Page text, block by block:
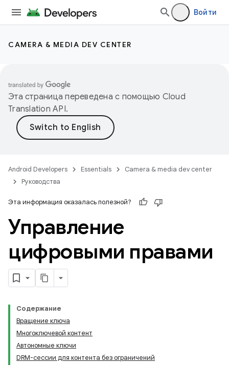
Войти
CAMERA & MEDIA DEV CENTER
Эта страница переведена с помощью Cloud
Translation API.
Android Developers Essentials
Camera & media dev center
Руководства
Эта информация оказалась полезной?
Управление
цифровыми правами
Содержание
Вращение ключа
Многоключевой контент
Автономные ключи
DRM-сессии для контента без ограничений